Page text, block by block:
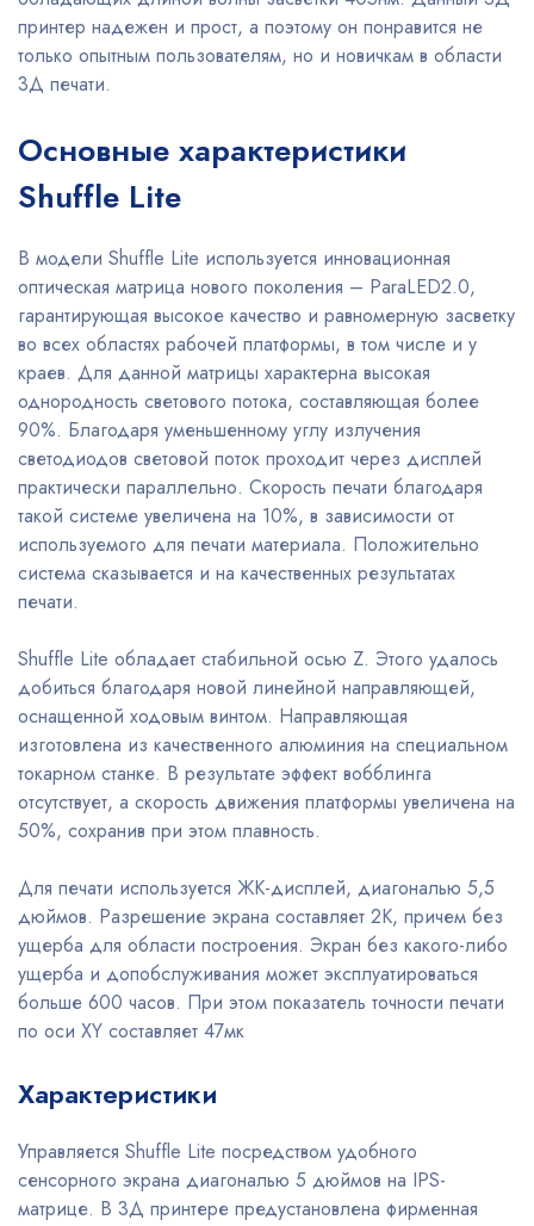
принтер надежен и прост, а поэтому он понравится не
только опытным пользователям, но и новичкам в области
3Д печати.
Основные характеристики
Shuffle Lite
В модели Shuffle Lite используется инновационная
оптическая матрица нового поколения – ParaLED2.0,
гарантирующая высокое качество и равномерную засветку
во всех областях рабочей платформы, в том числе и у
краев. Для данной матрицы характерна высокая
однородность светового потока, составляющая более
90%. Благодаря уменьшенному углу излучения
светодиодов световой поток проходит через дисплей
практически параллельно. Скорость печати благодаря
такой системе увеличена на 10%, в зависимости от
используемого для печати материала. Положительно
система сказывается и на качественных результатах
печати.
Shuffle Lite обладает стабильной осью Z. Этого удалось
добиться благодаря новой линейной направляющей,
оснащенной ходовым винтом. Направляющая
изготовлена из качественного алюминия на специальном
токарном станке. В результате эффект вобблинга
отсутствует, а скорость движения платформы увеличена на
50%, сохранив при этом плавность.
Для печати используется ЖК-дисплей, диагональю 5,5
дюймов. Разрешение экрана составляет 2К, причем без
ущерба для области построения. Экран без какого-либо
ущерба и допобслуживания может эксплуатироваться
больше 600 часов. При этом показатель точности печати
по оси XY составляет 47мк
Характеристики
Управляется Shuffle Lite посредством удобного
сенсорного экрана диагональю 5 дюймов на IPS-
матрице. В 3Д принтере предустановлена фирменная